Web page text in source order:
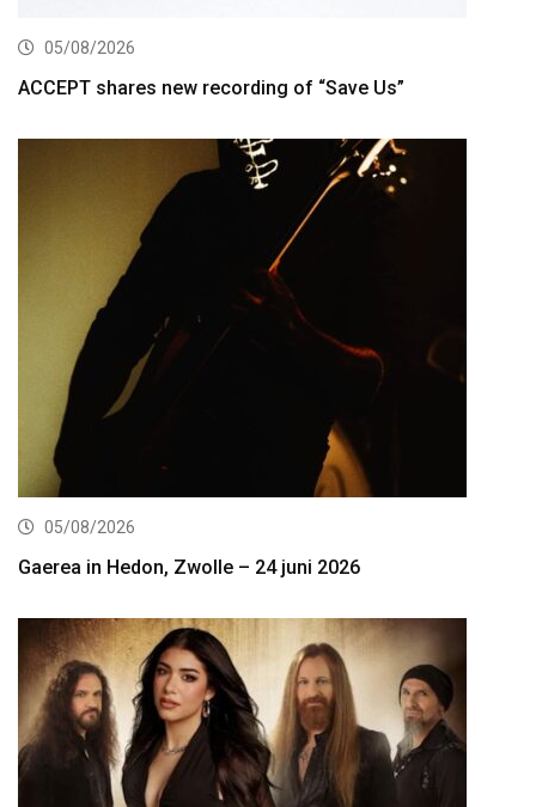
05/08/2026
ACCEPT shares new recording of “Save Us”
05/08/2026
Gaerea in Hedon, Zwolle – 24 juni 2026